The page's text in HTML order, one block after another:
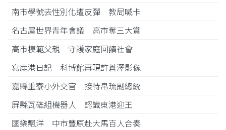
南市學號去性別化遭反彈 教局喊卡
名古屋世界青年會議 高市奪三大賞
高市模範父親 守護家庭回饋社會
寫鹿港日記 科博館再現許蒼澤影像
嘉縣重寮小外交官 接待帛琉副總統
屏縣瓦磘組機器人 認識東港迎王
國樂飄洋 中市豐原赴大馬百人合奏